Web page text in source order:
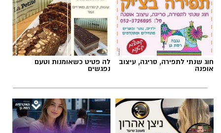
חוג שנתי לתפירה, סריגה, עיצוב
אופנה
לה פטיט כשאומנות וטעם
נפגשים